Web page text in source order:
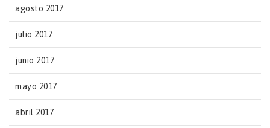
agosto 2017
julio 2017
junio 2017
mayo 2017
abril 2017